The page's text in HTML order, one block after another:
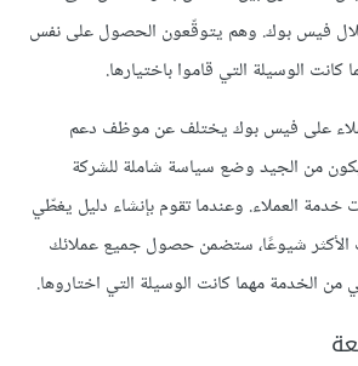
فيس بوك. وهم يتوقّعون الحصول على نفس
الوسيلة التي قاموا باختيارها.
على فيس بوك يختلف عن موظف دعم
من الجيد وضع سياسة شاملة للشركة
خدمة العملاء. وعندما تقوم بإنشاء دليل يغطّي
الأكثر شيوعًا، ستضمن حصول جميع عملائك
الخدمة مهما كانت الوسيلة التي اختاروها.